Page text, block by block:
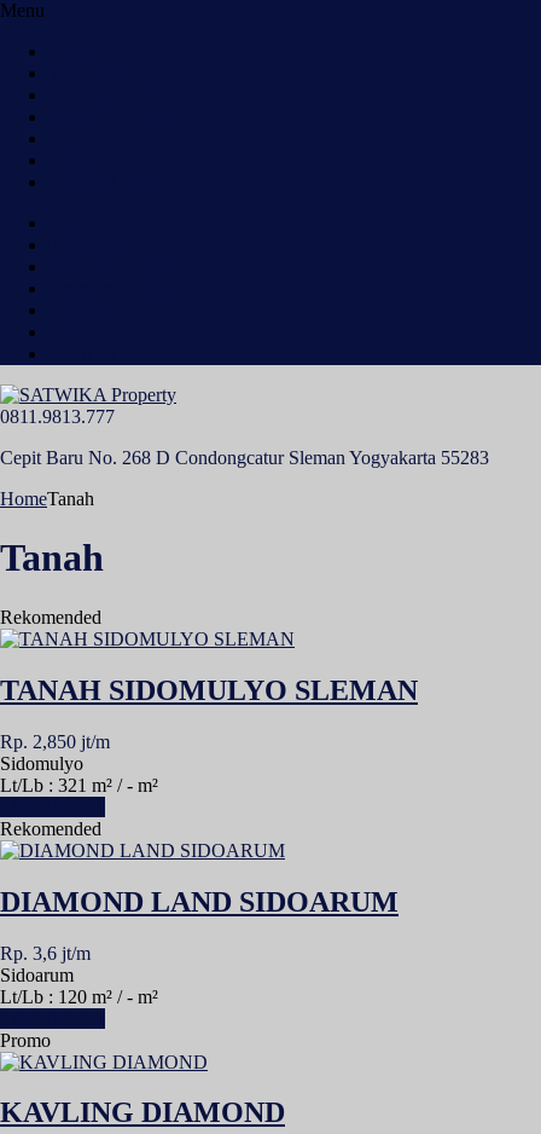
Menu
0811.9813.777
Cepit Baru No. 268 D Condongcatur Sleman Yogyakarta 55283
HomeTanah
Tanah
Rekomended
TANAH SIDOMULYO SLEMAN
Rp. 2,850 jt/m
Sidomulyo
Lt/Lb : 321 m² / - m²
Rekomended
DIAMOND LAND SIDOARUM
Rp. 3,6 jt/m
Sidoarum
Lt/Lb : 120 m² / - m²
Promo
KAVLING DIAMOND